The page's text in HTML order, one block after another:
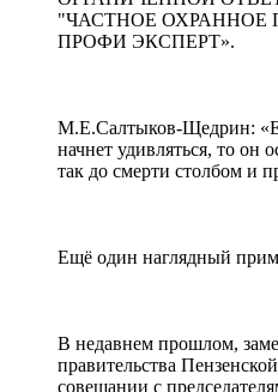
"ЧАСТНОЕ ОХРАННОЕ
ПРОФИ ЭКСПЕРТ».
М.Е.Салтыков-Щедрин:
начнет удивляться, то он
так до смерти столбом и
Ещё один наглядный
В недавнем прошлом,
правительства
совещании с